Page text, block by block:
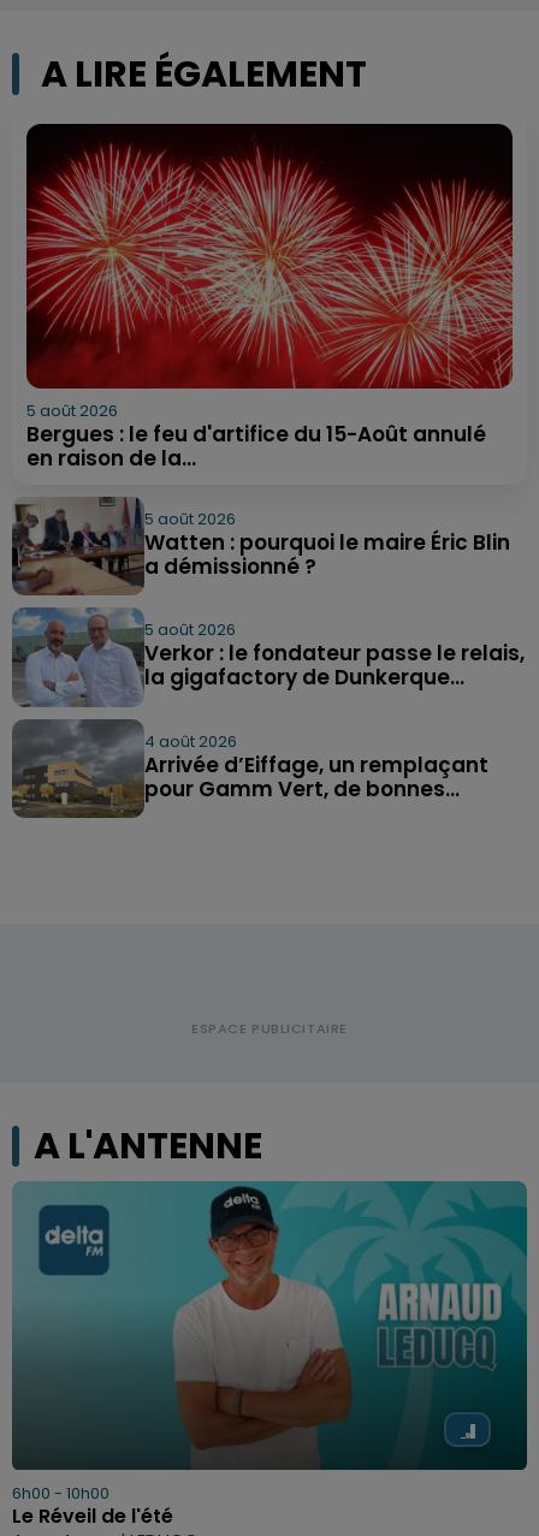
A LIRE ÉGALEMENT
5 août 2026
Bergues : le feu d'artifice du 15-Août annulé
en raison de la...
5 août 2026
Watten : pourquoi le maire Éric Blin
a démissionné ?
5 août 2026
Verkor : le fondateur passe le relais,
la gigafactory de Dunkerque...
4 août 2026
Arrivée d’Eiffage, un remplaçant
pour Gamm Vert, de bonnes...
A L'ANTENNE
6h00 - 10h00
Le Réveil de l'été